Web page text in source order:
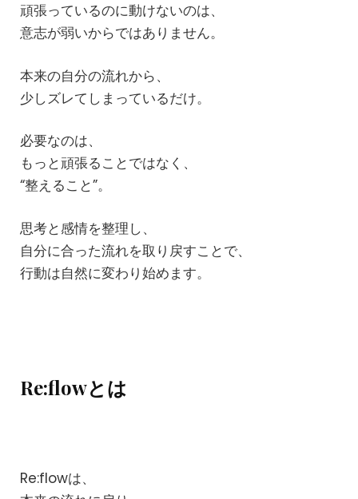
頑張っているのに動けないのは、
意志が弱いからではありません。
本来の自分の流れから、
少しズレてしまっているだけ。
必要なのは、
もっと頑張ることではなく、
“整えること”。
思考と感情を整理し、
自分に合った流れを取り戻すことで、
行動は自然に変わり始めます。
Re:flowとは
Re:flowは、